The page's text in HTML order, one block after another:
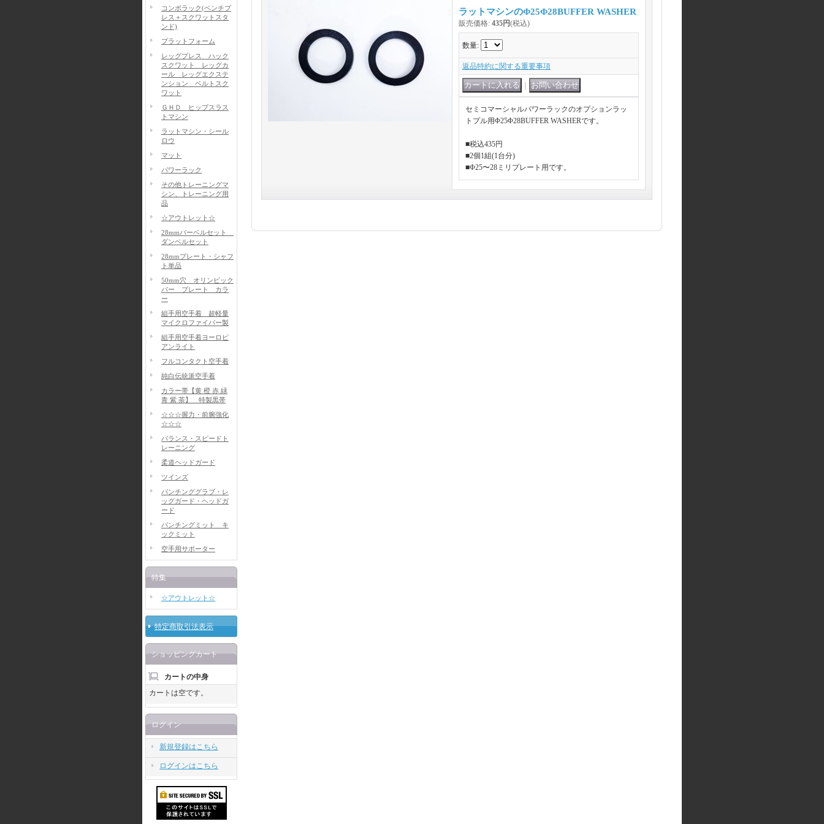
コンボラック(ベンチプ
レス＋スクワットスタ
ンド)
プラットフォーム
レッグプレス ハック
スクワット レッグカ
ール レッグエクステ
ンション ベルトスク
ワット
ＧＨＤ ヒップスラス
トマシン
ラットマシン・シール
ロウ
マット
パワーラック
その他トレーニングマ
シン、トレーニング用
品
☆アウトレット☆
28mmバーベルセット
ダンベルセット
28mmプレート・シャフ
ト単品
50mm穴 オリンピック
バー プレート カラ
ー
組手用空手着 超軽量
マイクロファイバー製
組手用空手着ヨーロピ
アンライト
フルコンタクト空手着
純白伝統派空手着
カラー帯【黄 橙 赤 緑
青 紫 茶】 特製黒帯
☆☆☆握力・前腕強化
☆☆☆
バランス・スピードト
レーニング
柔道ヘッドガード
ツインズ
パンチンググラブ・レ
ッグガード・ヘッドガ
ード
パンチングミット キ
ックミット
空手用サポーター
特集
☆アウトレット☆
特定商取引法表示
ショッピングカート
カートの中身
カートは空です。
ログイン
新規登録はこちら
ログインはこちら
ラットマシンのΦ25Φ28BUFFER WASHER
販売価格: 435円(税込)
数量:
返品特約に関する重要事項
セミコマーシャルパワーラックのオプションラッ
トプル用Φ25Φ28BUFFER WASHERです。
■税込435円
■2個1組(1台分)
■Φ25〜28ミリプレート用です。